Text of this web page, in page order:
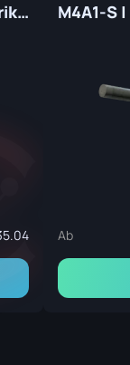
M4A1-S | Chanticos Feuer (Fabrikneu) M4A1-S
Ab